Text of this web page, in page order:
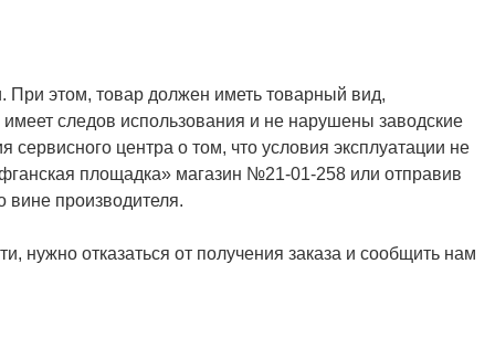
При этом, товар должен иметь товарный вид,
следов использования и не нарушены заводские
центра о том, что условия эксплуатации не
площадка» магазин №21-01-258 или отправив
вине производителя.
нужно отказаться от получения заказа и сообщить нам